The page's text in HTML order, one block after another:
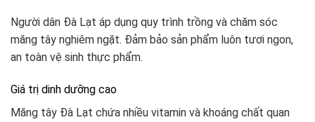
Người dân Đà Lạt áp dụng quy trình trồng và chăm sóc
măng tây nghiêm ngặt. Đảm bảo sản phẩm luôn tươi ngon,
an toàn vệ sinh thực phẩm.
Giá trị dinh dưỡng cao
Măng tây Đà Lạt chứa nhiều vitamin và khoáng chất quan